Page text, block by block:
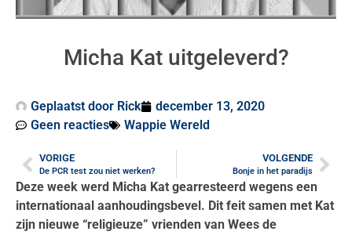
Micha Kat uitgeleverd?
Geplaatst door Rick
december 13, 2020
Geen reacties
Wappie Wereld
VORIGE
De PCR test zou niet werken?
VOLGENDE
Bonje in het paradijs
Deze week werd Micha Kat gearresteerd wegens een
internationaal aanhoudingsbevel. Dit feit samen met Kat
zijn nieuwe “religieuze” vrienden van Wees de